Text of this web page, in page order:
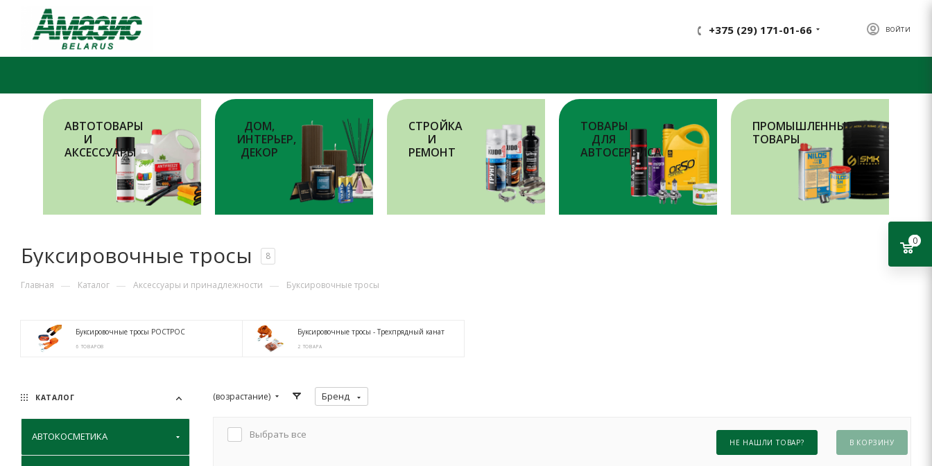
ВОЙТИ
+375 (29) 171-01-66
АВТОТОВАРЫ
И
АКСЕССУАРЫ
ДОМ,
ИНТЕРЬЕР,
ДЕКОР
СТРОЙКА
И
РЕМОНТ
ТОВАРЫ
ДЛЯ
АВТОСЕРВИСА
ПРОМЫШЛЕННЫЕ
ТОВАРЫ
Буксировочные тросы 8
Главная — Каталог — Аксессуары и принадлежности — Буксировочные тросы
Буксировочные тросы РОСТРОС
6 ТОВАРОВ
Буксировочные тросы - Трехпрядный канат
2 ТОВАРА
(возрастание) Бренд
Выбрать все
НЕ НАШЛИ ТОВАР? В КОРЗИНУ
КАТАЛОГ
АВТОКОСМЕТИКА
0